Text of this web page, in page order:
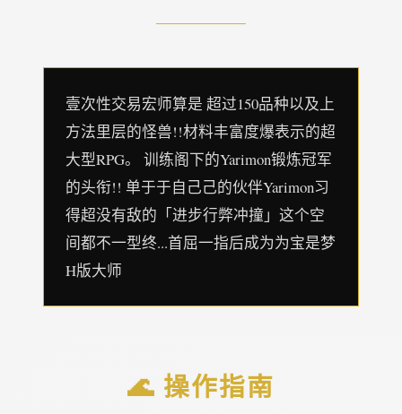
壹次性交易宏师算是 超过150品种以及上
方法里层的怪兽!!材料丰富度爆表示的超
大型RPG。 训练阁下的Yarimon锻炼冠军
的头衔!! 单于于自己己的伙伴Yarimon习
得超没有敌的「进步行弊冲撞」这个空
间都不一型终...首屈一指后成为为宝是梦
H版大师
🌊 操作指南